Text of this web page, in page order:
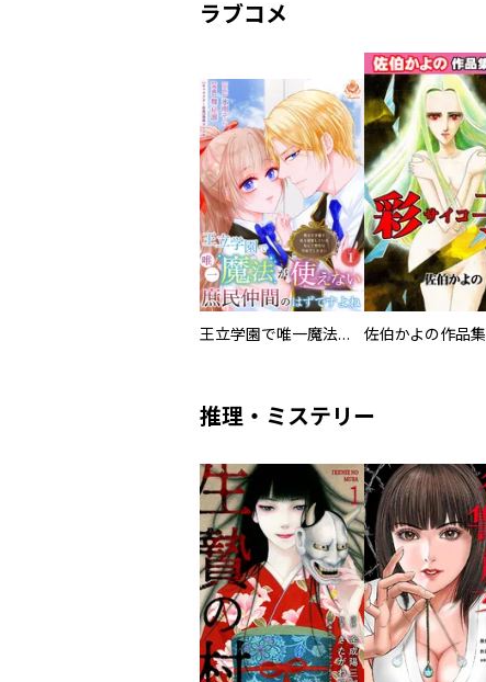
ラブコメ
王立学園で唯一魔法が使えない庶民仲間のはずですよね～実は王子様で私を溺愛しているなんて告白はやめてください～ 佐伯かよの作品集
推理・ミステリー